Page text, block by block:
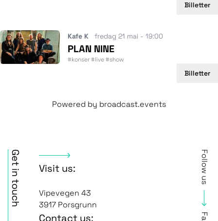
Billetter
Kafe K fredag 21 mai - 19:00
PLAN NINE
#konser #live #show
Billetter
Powered by broadcast.events
Get in touch Visit us:
Vipevegen 43
3917 Porsgrunn
Contact us:
Follow us